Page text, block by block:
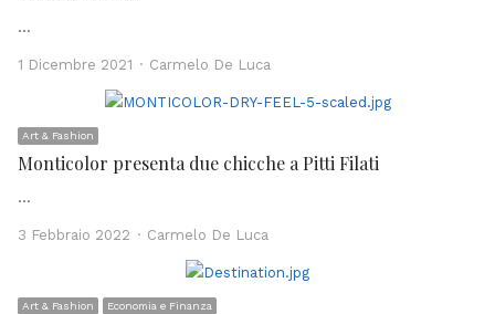
…
1 Dicembre 2021 Author
Carmelo De Luca
Art & Fashion
Monticolor presenta due chicche a Pitti Filati
…
3 Febbraio 2022 Author
Carmelo De Luca
Art & Fashion Economia e Finanza